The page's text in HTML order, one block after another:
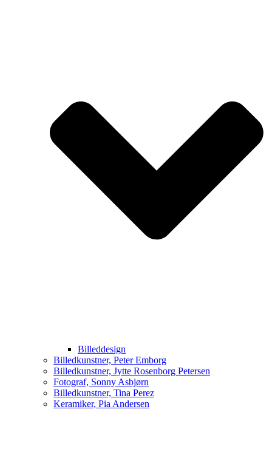
Billeddesign
Billedkunstner, Peter Emborg
Billedkunstner, Jytte Rosenborg Petersen
Fotograf, Sonny Asbjørn
Billedkunstner, Tina Perez
Keramiker, Pia Andersen